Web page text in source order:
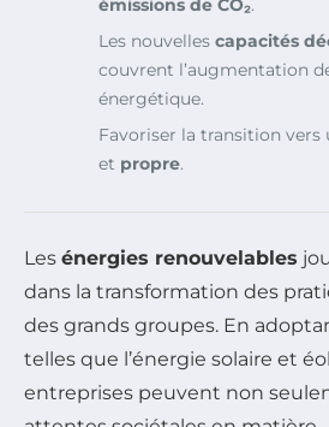
émissions de CO₂.
Les nouvelles capacités
couvrent l’augmentation
énergétique.
Favoriser la transition vers
et propre.
Les énergies renouvelables
dans la transformation des
des grands groupes. En
telles que l’énergie solaire et
entreprises peuvent non